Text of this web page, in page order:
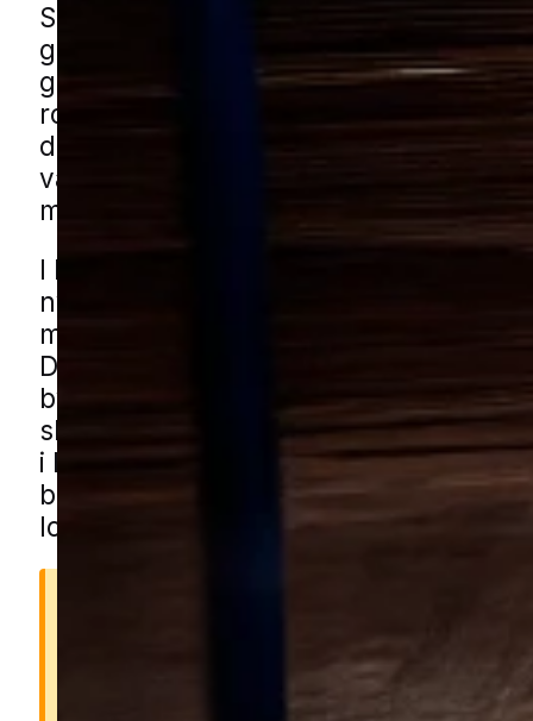
Skægkræ kan hurtigt blive en
gæst i både huse og lejligheder. De
gerne i revner, bag lister og i skabe
ro og adgang til madkilder. Mange
de dukker op flere steder i boligen og
være svære at komme af med uden en
målrettet indsats.
I Harlev findes både ældre
nyere parcelhusområder blandet med
med rækkehuse og små lokale
Det giver mange kroge i boligerne og
bygninger som skure og garager hvor
skægkræ kan trives. Du kan få
i Harlev gennem vores lokale
blot formularen og vi forbinder dig
lokal specialist.
Derfor er skægkræ et